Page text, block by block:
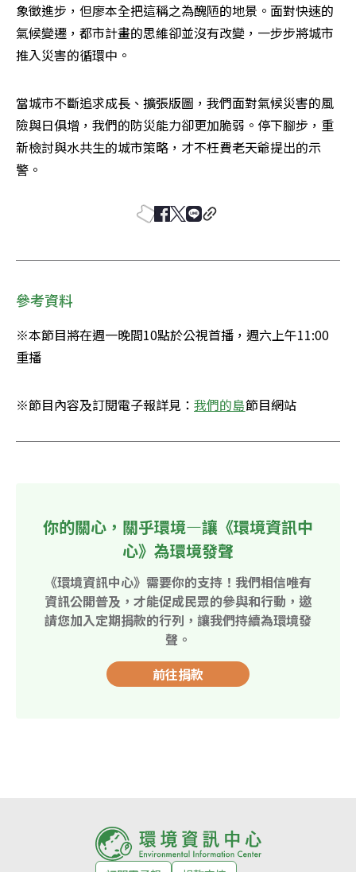
象徵進步，但廖本全把這稱之為醜陋的地景。面對快速的
氣候變遷，都市計畫的思維卻並沒有改變，一步步將城市
推入災害的循環中。
當城市不斷追求成長、擴張版圖，我們面對氣候災害的風
險與日俱增，我們的防災能力卻更加脆弱。停下腳步，重
新檢討與水共生的城市策略，才不枉費老天爺提出的示
警。
參考資料
※本節目將在週一晚間10點於公視首播，週六上午11:00
重播
※節目內容及訂閱電子報詳見： 我們的島節目網站
你的關心，關乎環境—讓《環境資訊中
心》為環境發聲
《環境資訊中心》需要你的支持！我們相信唯有
資訊公開普及，才能促成民眾的參與和行動，邀
請您加入定期捐款的行列，讓我們持續為環境發
聲。
前往捐款